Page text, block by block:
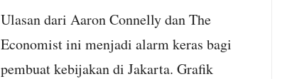
Ulasan dari Aaron Connelly dan The
Economist ini menjadi alarm keras bagi
pembuat kebijakan di Jakarta. Grafik